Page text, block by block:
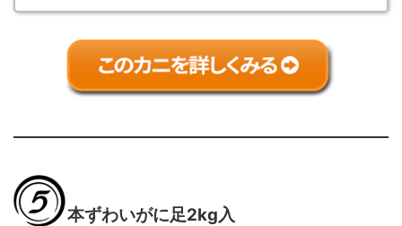
本ずわいがに足2kg入